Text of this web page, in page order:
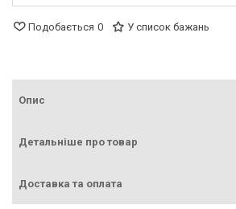
Подобається 0 У список бажань
Опис
Детальніше про товар
Доставка та оплата